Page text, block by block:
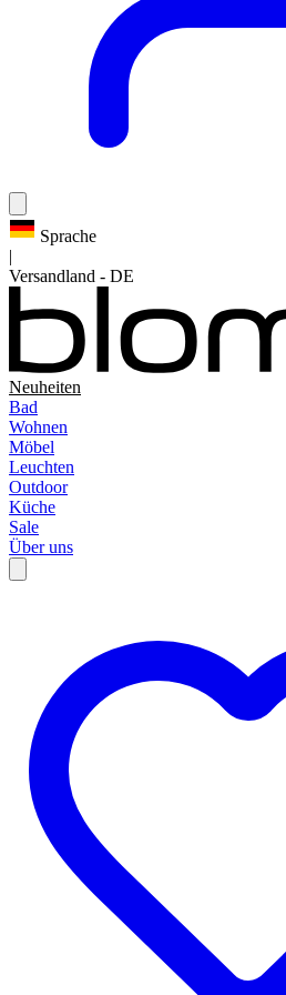
Sprache
|
Versandland - DE
Neuheiten
Bad
Wohnen
Möbel
Leuchten
Outdoor
Küche
Sale
Über uns